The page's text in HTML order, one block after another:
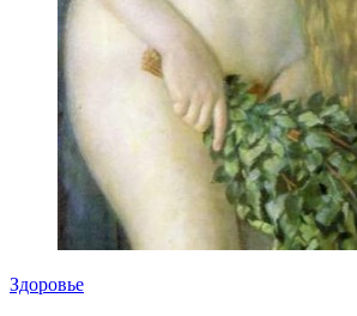
Здоровье